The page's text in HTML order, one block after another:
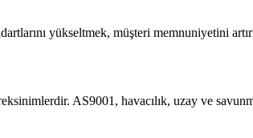
yükseltmek, müşteri memnuniyetini
AS9001, havacılık, uzay ve